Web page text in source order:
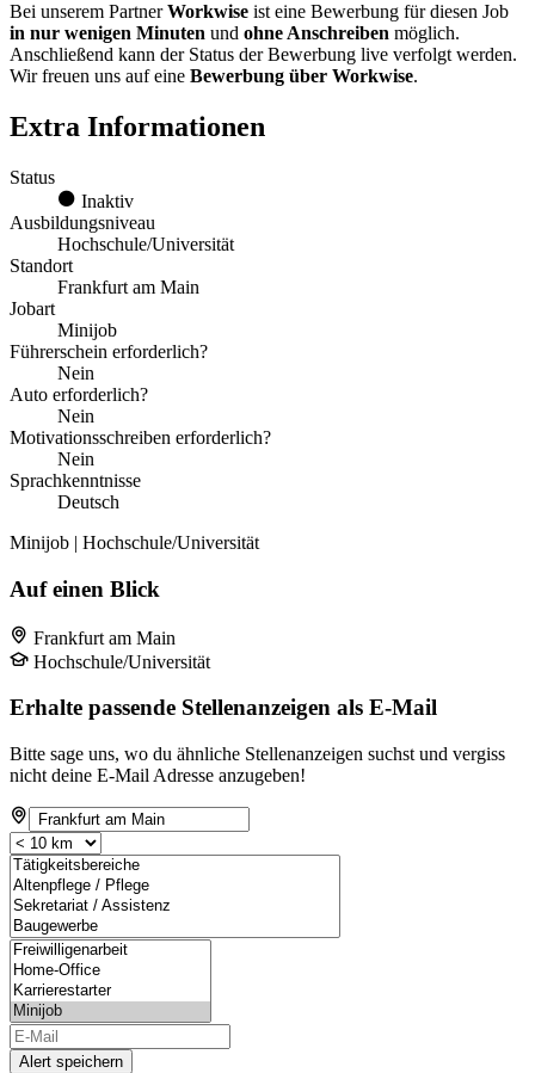
Bei unserem PartnerWorkwise ist eine Bewerbung für diesen Job
in nur wenigen Minuten und ohne Anschreiben möglich.
Anschließend kann der Status der Bewerbung live verfolgt werden.
Wir freuen uns auf eine Bewerbung über Workwise.
Extra Informationen
Status
Inaktiv
Ausbildungsniveau
Hochschule/Universität
Standort
Frankfurt am Main
Jobart
Minijob
Führerschein erforderlich?
Nein
Auto erforderlich?
Nein
Motivationsschreiben erforderlich?
Nein
Sprachkenntnisse
Deutsch
Minijob | Hochschule/Universität
Auf einen Blick
Frankfurt am Main
Hochschule/Universität
Erhalte passende Stellenanzeigen als E-Mail
Bitte sage uns, wo du ähnliche Stellenanzeigen suchst und vergiss
nicht deine E-Mail Adresse anzugeben!
Alert speichern